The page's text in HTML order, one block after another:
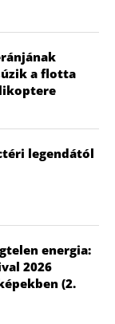
a flotta
legendától
energia:
2026
(2.